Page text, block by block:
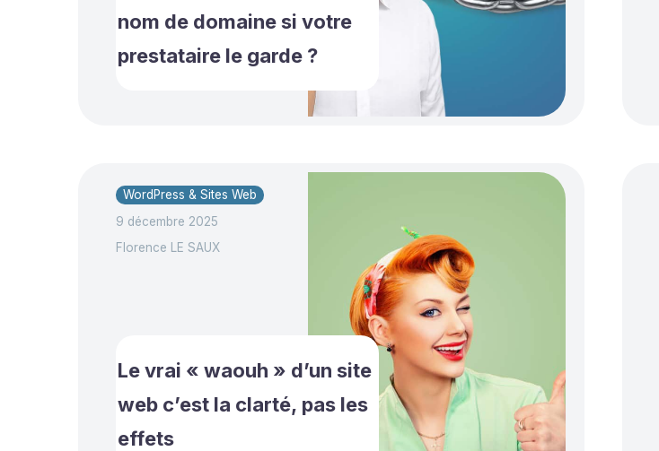
nom de domaine si votre
prestataire le garde ?
WordPress & Sites Web
9 décembre 2025
Florence LE SAUX
Le vrai « waouh » d’un site
web c’est la clarté, pas les
effets